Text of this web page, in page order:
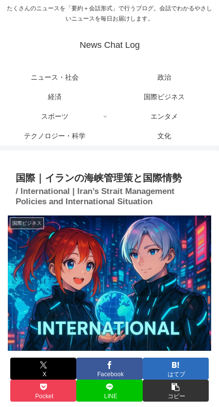
たくさんのニュースを「要約＋会話形式」で行うブログ。会話でわかるやさし
いニュースを毎日お届けします。
News Chat Log
ニュース・社会 政治
経済 国際ビジネス
スポーツ エンタメ
テクノロジー・科学 文化
国際｜イランの海峡管理策と国際情勢
/ International | Iran’s Strait Management
Policies and International Situation
国際ビジネス
X Facebook はてブ
Pocket LINE コピー